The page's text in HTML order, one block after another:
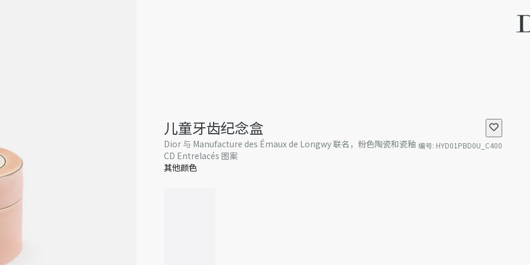
儿童牙齿纪念盒
Dior 与 Manufacture des Émaux de Longwy 联名，粉色陶瓷和瓷釉
CD Entrelacés 图案
编号: HYD01PBD0U_C400
其他颜色